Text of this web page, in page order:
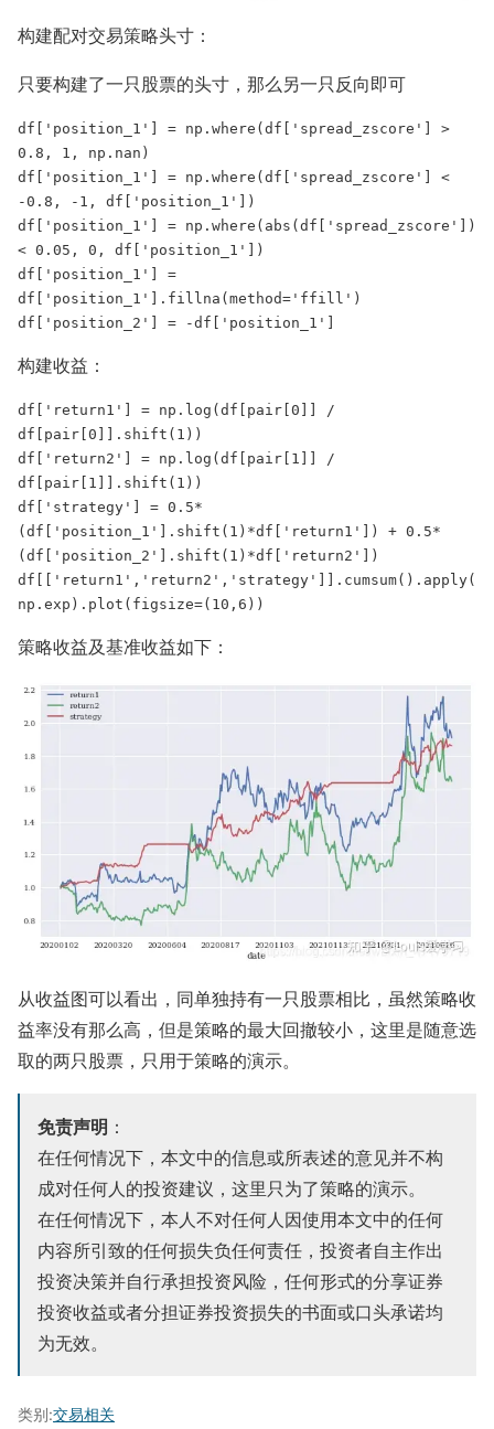
构建配对交易策略头寸：
只要构建了一只股票的头寸，那么另一只反向即可
df['position_1'] = np.where(df['spread_zscore'] >
0.8, 1, np.nan)
df['position_1'] = np.where(df['spread_zscore'] <
-0.8, -1, df['position_1'])
df['position_1'] = np.where(abs(df['spread_zscore'])
< 0.05, 0, df['position_1'])
df['position_1'] =
df['position_1'].fillna(method='ffill')
df['position_2'] = -df['position_1']
构建收益：
df['return1'] = np.log(df[pair[0]] /
df[pair[0]].shift(1))
df['return2'] = np.log(df[pair[1]] /
df[pair[1]].shift(1))
df['strategy'] = 0.5*
(df['position_1'].shift(1)*df['return1']) + 0.5*
(df['position_2'].shift(1)*df['return2'])
df[['return1','return2','strategy']].cumsum().apply(
np.exp).plot(figsize=(10,6))
策略收益及基准收益如下：
从收益图可以看出，同单独持有一只股票相比，虽然策略收
益率没有那么高，但是策略的最大回撤较小，这里是随意选
取的两只股票，只用于策略的演示。
免责声明 ：
在任何情况下，本文中的信息或所表述的意见并不构
成对任何人的投资建议，这里只为了策略的演示。
在任何情况下，本人不对任何人因使用本文中的任何
内容所引致的任何损失负任何责任，投资者自主作出
投资决策并自行承担投资风险，任何形式的分享证券
投资收益或者分担证券投资损失的书面或口头承诺均
为无效。
类别:交易相关